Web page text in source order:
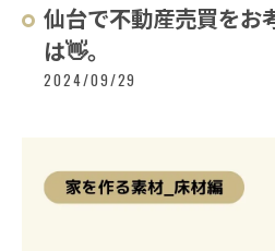
仙台で不動産売買をお
は👋。
2024/09/29